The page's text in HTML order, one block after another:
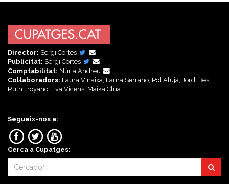
Director: Sergi Cortés
Publicitat: Sergi Cortés
Comptabilitat: Núria Andreu
Col·laboradors: Laura Vinaixa, Laura Serrano, Pol Aluja, Jordi Bes,
Ruth Troyano, Eva Vicens, Maika Clua.
Segueix-nos a:
Cerca a Cupatges: